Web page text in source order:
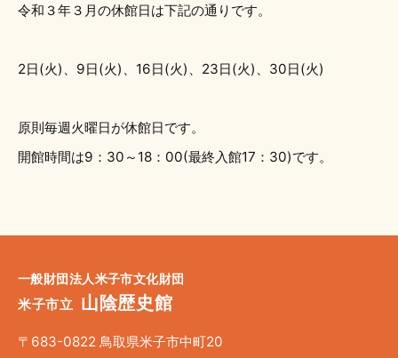
令和３年３月の休館日は下記の通りです。
2日(火)、9日(火)、16日(火)、23日(火)、30日(火)
原則毎週火曜日が休館日です。
開館時間は9：30～18：00(最終入館17：30)です。
一般財団法人米子市文化財団
米子市立 山陰歴史館
〒683-0822 鳥取県米子市中町20